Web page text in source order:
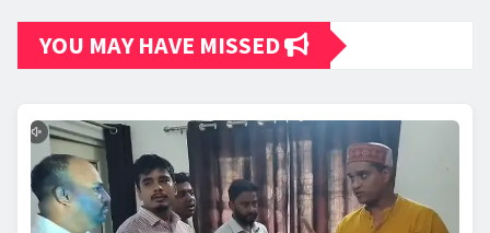
YOU MAY HAVE MISSED